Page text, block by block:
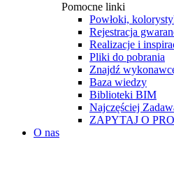
Pomocne linki
Powłoki,
Rejestracja
Realizacje i
Pliki do pobrania
Znajdź
Baza wiedzy
Biblioteki BIM
Najczęściej
ZAPYTAJ O
O nas